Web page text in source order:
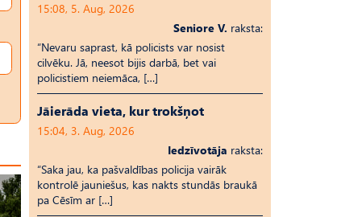
15:08, 5. Aug, 2026
Seniore V. raksta:
“Nevaru saprast, kā policists var nosist
cilvēku. Jā, neesot bijis darbā, bet vai
policistiem neiemāca, […]
Jāierāda vieta, kur trokšņot
15:04, 3. Aug, 2026
Iedzīvotāja raksta:
“Saka jau, ka pašvaldības policija vairāk
kontrolē jauniešus, kas nakts stundās braukā
pa Cēsīm ar […]